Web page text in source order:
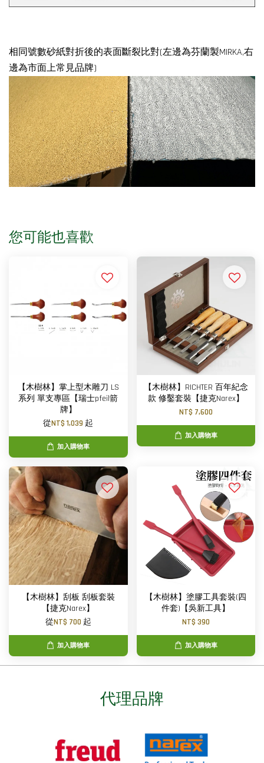
相同號數砂紙對折後的表面斷裂比對(左邊為芬蘭製MIRKA,右
邊為市面上常見品牌)
您可能也喜歡
【木樹林】掌上型木雕刀 LS
系列 單支專區【瑞士pfeil箭
牌】
從NT$ 1,039 起
加入購物車
【木樹林】RICHTER 百年紀念
款 修鑿套裝【捷克Narex】
NT$ 7,600
加入購物車
【木樹林】刮板 刮板套裝
【捷克Narex】
從NT$ 700 起
加入購物車
【木樹林】塗膠工具套裝(四
件套)【吳新工具】
NT$ 390
加入購物車
代理品牌